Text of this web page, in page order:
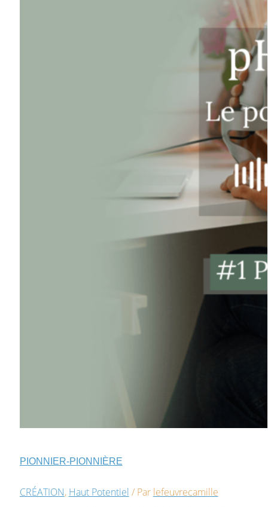
PIONNIER-PIONNIÈRE
CRÉATION, Haut Potentiel / Par lefeuvrecamille